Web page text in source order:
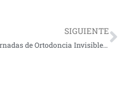
SIGUIENTE
Jornadas de Ortodoncia Invisible con Invisalign en Centro Clínico 2000 Getafe